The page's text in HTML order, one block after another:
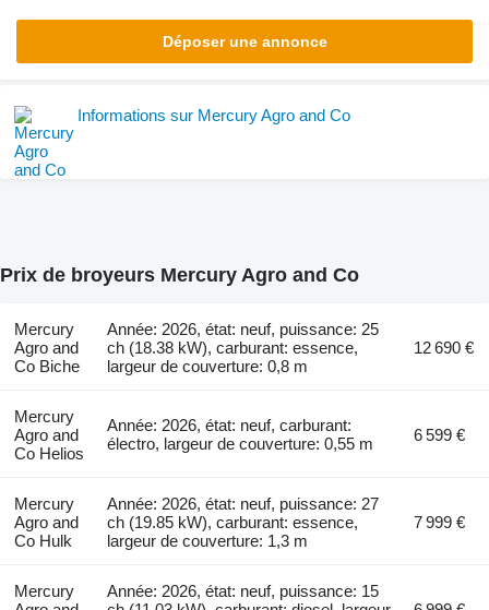
Déposer une annonce
Informations sur Mercury Agro and Co
Prix de broyeurs Mercury Agro and Co
Mercury
Agro and
Co Biche
Année: 2026, état: neuf, puissance: 25
ch (18.38 kW), carburant: essence,
largeur de couverture: 0,8 m
12 690 €
Mercury
Agro and
Co Helios
Année: 2026, état: neuf, carburant:
électro, largeur de couverture: 0,55 m
6 599 €
Mercury
Agro and
Co Hulk
Année: 2026, état: neuf, puissance: 27
ch (19.85 kW), carburant: essence,
largeur de couverture: 1,3 m
7 999 €
Mercury
Année: 2026, état: neuf, puissance: 15